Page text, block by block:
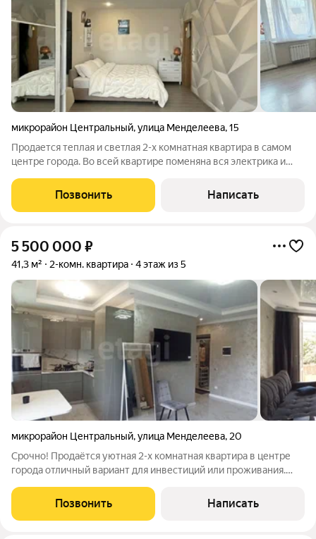
микрорайон Центральный,улица Менделеева,15
Продается теплая и светлая 2-х комнатная квартира в самом
центре города. Во всей квартире поменяна вся электрика и
ремонт. Везде, включая балкон, установлены пластиковые
окна и натяжные потолки, во
Позвонить Написать
5 500 000 ₽
41,3 м² 2-комн. квартира 4 этаж из 5
микрорайон Центральный,улица Менделеева, 20
Срочно! Продаётся уютная 2-х комнатная квартира в центре
города отличный вариант для инвестиций или проживания.
квартиру, идеально подходящую для молодой семьи. В
квартире современный ремонт, теплые
Позвонить Написать